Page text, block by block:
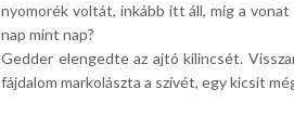
nyomorék voltát, inkább itt áll, míg a
nap mint nap?
Gedder elengedte az ajtó kilincsét.
fájdalom markolászta a szívét, egy kicsit